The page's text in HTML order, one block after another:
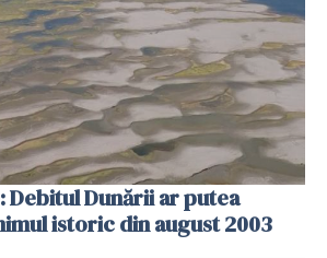
Debitul Dunării ar putea
istoric din august 2003